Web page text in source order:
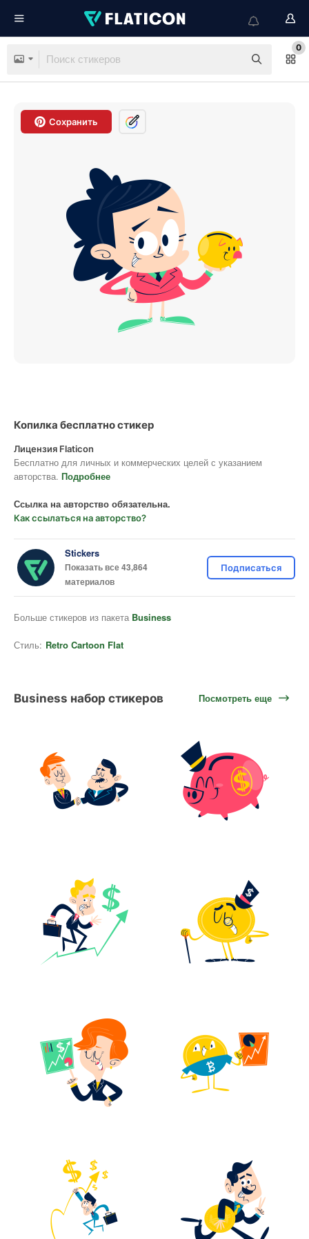
0
Сохранить
Копилка бесплатно стикер
Лицензия Flaticon
Бесплатно для личных и коммерческих целей с указанием
авторства. Подробнее
Ссылка на авторство обязательна.
Как ссылаться на авторство?
Stickers
Показать все 43,864
материалов
Подписаться
Больше стикеров из пакета Business
Стиль: Retro Cartoon Flat
Business набор стикеров Посмотреть еще